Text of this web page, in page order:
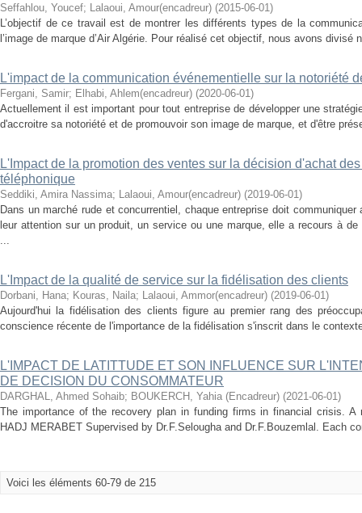
Seffahlou, Youcef; Lalaoui, Amour(encadreur) (2015-06-01)
L’objectif de ce travail est de montrer les différents types de la
l’image de marque d’Air Algérie. Pour réalisé cet objectif, nous avons divisé
L'impact de la communication événementielle sur la notoriété
Fergani, Samir; Elhabi, Ahlem(encadreur) (2020-06-01)
Actuellement il est important pour tout entreprise de développer une
d'accroitre sa notoriété et de promouvoir son image de marque, et d'être
L'Impact de la promotion des ventes sur la décision d'achat
téléphonique
Seddiki, Amira Nassima; Lalaoui, Amour(encadreur) (2019-06-01)
Dans un marché rude et concurrentiel, chaque entreprise doit
leur attention sur un produit, un service ou une marque, elle a recours à
...
L'Impact de la qualité de service sur la fidélisation des clients
Dorbani, Hana; Kouras, Naila; Lalaoui, Ammor(encadreur) (2019-06-01)
Aujourd'hui la fidélisation des clients figure au premier rang des
conscience récente de l'importance de la fidélisation s'inscrit dans le
L'IMPACT DE LATITTUDE ET SON INFLUENCE SUR
DE DECISION DU CONSOMMATEUR
DARGHAL, Ahmed Sohaib; BOUKERCH, Yahia (Encadreur) (2021-06-01)
The importance of the recovery plan in funding firms in financial crisis. A
HADJ MERABET Supervised by Dr.F.Selougha and Dr.F.Bouzemlal. Each
Voici les éléments 60-79 de 215